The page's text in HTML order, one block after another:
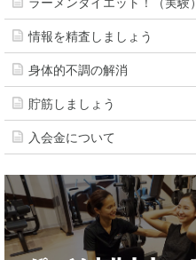
情報を精査しましょう
身体的不調の解消
貯筋しましょう
入会金について